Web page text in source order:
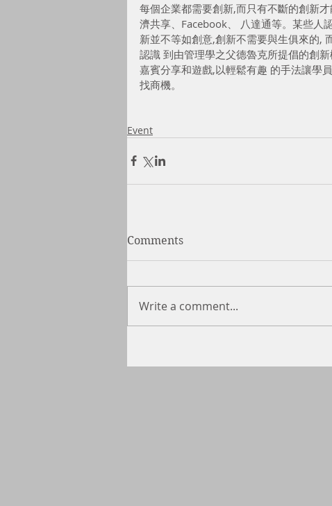
每個企業都需要創新,而只有不斷的創新
濟共享、Facebook、 八達通等。某些人
新並不等如創意,創新不需要與生俱來的,
認識 到由管理學之父德魯克所提倡的創
嘉賓分享和遊戲,以輕鬆有趣 的手法讓學
找商機。
Event
Comments
Write a comment...